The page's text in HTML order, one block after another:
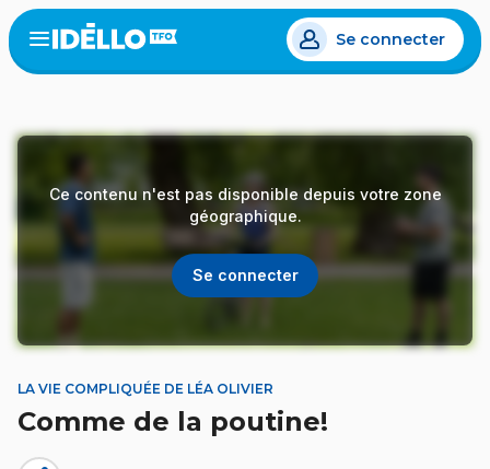
Aller
au
contenu
Open
menu
Se connecter
Ce contenu n'est pas disponible depuis votre zone
géographique.
Se connecter
LA VIE COMPLIQUÉE DE LÉA OLIVIER
Comme de la poutine!